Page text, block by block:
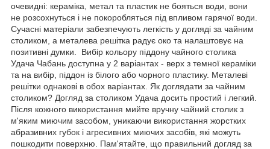
очевидні: кераміка, метал та пластик не бояться води, вони
не розсохнуться і не покоробляться під впливом гарячої води.
Сучасні матеріали забезпечують легкість у догляді за чайним
столиком, а металева решітка радує око та налаштовує на
позитивні думки. Вибір кольору піддону чайного столика
Удача Чабань доступна у 2 варіантах - верх з темної кераміки
та на вибір, піддон із білого або чорного пластику. Металеві
решітки однакові в обох варіантах. Як доглядати за чайним
столиком? Догляд за столиком Удача досить простий і легкий.
Після кожного використання мийте вручну чайний столик з
м'яким миючим засобом, уникаючи використання жорстких
абразивних губок і агресивних миючих засобів, які можуть
пошкодити поверхню. Пам'ятайте, що правильний догляд за